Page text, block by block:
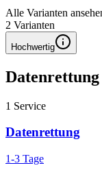
Alle Varianten
2 Varianten
Hochwertig
Datenrettung
1 Service
Datenrettung
1-3 Tage